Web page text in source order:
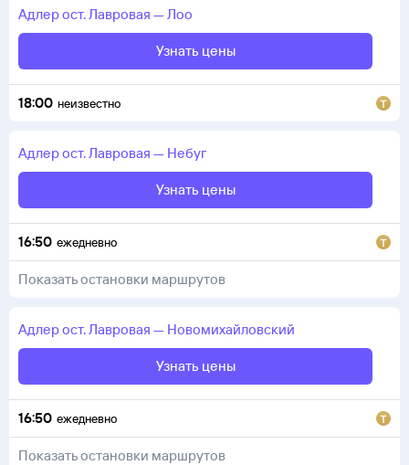
Адлерост. Лавровая —Лоо
Узнать цены
18:00 неизвестно
Адлерост. Лавровая — Небуг
Узнать цены
16:50 ежедневно
Показать остановки маршрутов
Адлерост. Лавровая — Новомихайловский
Узнать цены
16:50 ежедневно
Показать остановки маршрутов